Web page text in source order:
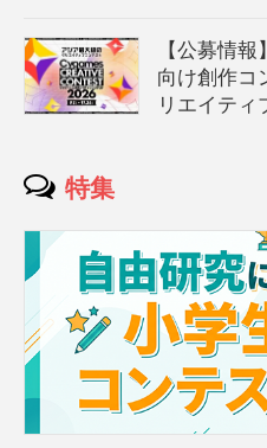
【公募情
向け創作コ
リエイティ
特集